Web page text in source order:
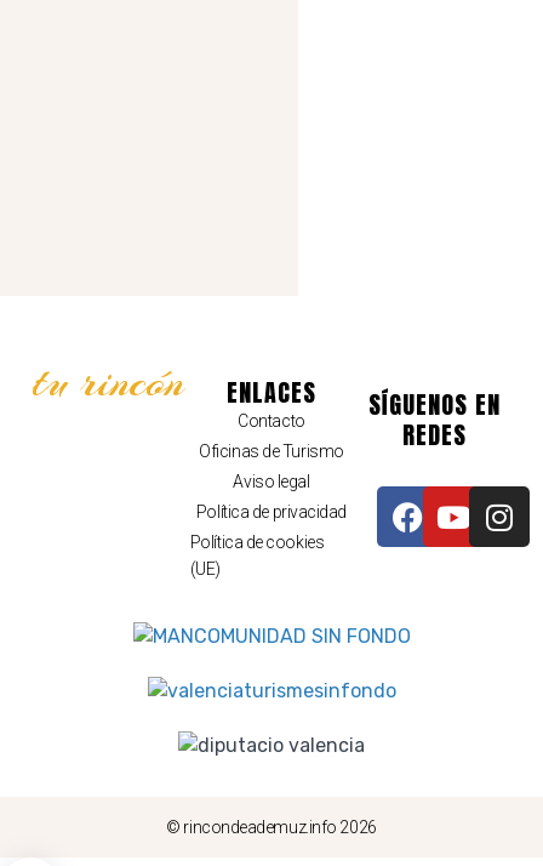
tu rincón ENLACES
Contacto
Oficinas de Turismo
Aviso legal
Política de privacidad
Política de cookies
(UE)
SÍGUENOS EN
REDES
© rincondeademuz.info 2026